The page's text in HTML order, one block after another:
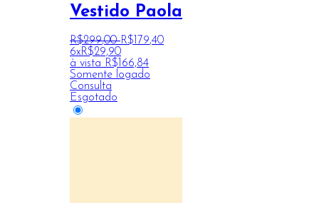
Vestido Paola
R$299,00 R$ 179,40
6xR$29,90
à vista R$ 166,84
Somente logado
Consulta
Esgotado